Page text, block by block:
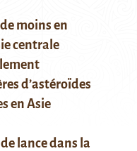
moins en
centrale
d’astéroïdes
en Asie
lance dans la